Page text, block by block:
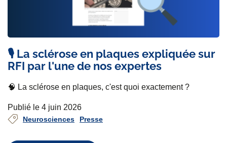
🎙️ La sclérose en plaques expliquée sur
RFI par l'une de nos expertes
🧠 La sclérose en plaques, c'est quoi exactement ?
Publié le 4 juin 2026
Neurosciences Presse